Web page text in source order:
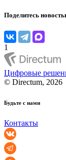
Поделитесь
1
Цифровые
© Directum, 2026
Будьте с нами
Контакты